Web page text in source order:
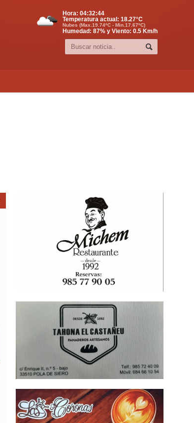
Hora: 04:32:45
Temperatura actual: 18.27°C
Nubes (Max.19.74ºC - Min.17.67ºC)
Humedad: 87% y Viento: 0.5 Km/h